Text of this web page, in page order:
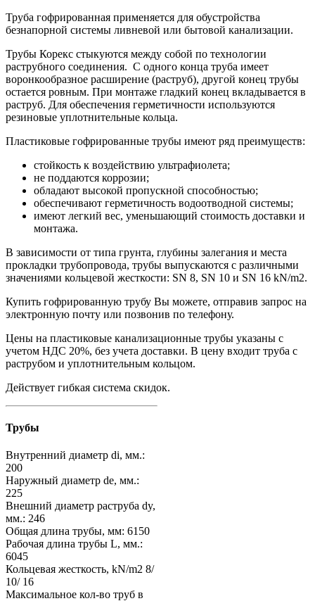
Труба гофрированная применяется для обустройства
безнапорной системы ливневой или бытовой канализации.
Трубы Корекс стыкуются между собой по технологии
раструбного соединения. С одного конца труба имеет
воронкообразное расширение (раструб), другой конец трубы
остается ровным. При монтаже гладкий конец вкладывается в
раструб. Для обеспечения герметичности используются
резиновые уплотнительные кольца.
Пластиковые гофрированные трубы имеют ряд преимуществ:
стойкость к воздействию ультрафиолета;
не поддаются коррозии;
обладают высокой пропускной способностью;
обеспечивают герметичность водоотводной системы;
имеют легкий вес, уменьшающий стоимость доставки и
монтажа.
В зависимости от типа грунта, глубины залегания и места
прокладки трубопровода, трубы выпускаются с различными
значениями кольцевой жесткости: SN 8, SN 10 и SN 16 kN/m2.
Купить гофрированную трубу Вы можете, отправив запрос на
электронную почту или позвонив по телефону.
Цены на пластиковые канализационные трубы указаны с
учетом НДС 20%, без учета доставки. В цену входит труба с
раструбом и уплотнительным кольцом.
Действует гибкая система скидок.
Трубы
Внутренний диаметр di, мм.:
200
Наружный диаметр de, мм.:
225
Внешний диаметр раструба dy,
мм.: 246
Общая длина трубы, мм: 6150
Рабочая длина трубы L, мм.:
6045
Кольцевая жесткость, kN/m2 8/
10/ 16
Максимальное кол-во труб в